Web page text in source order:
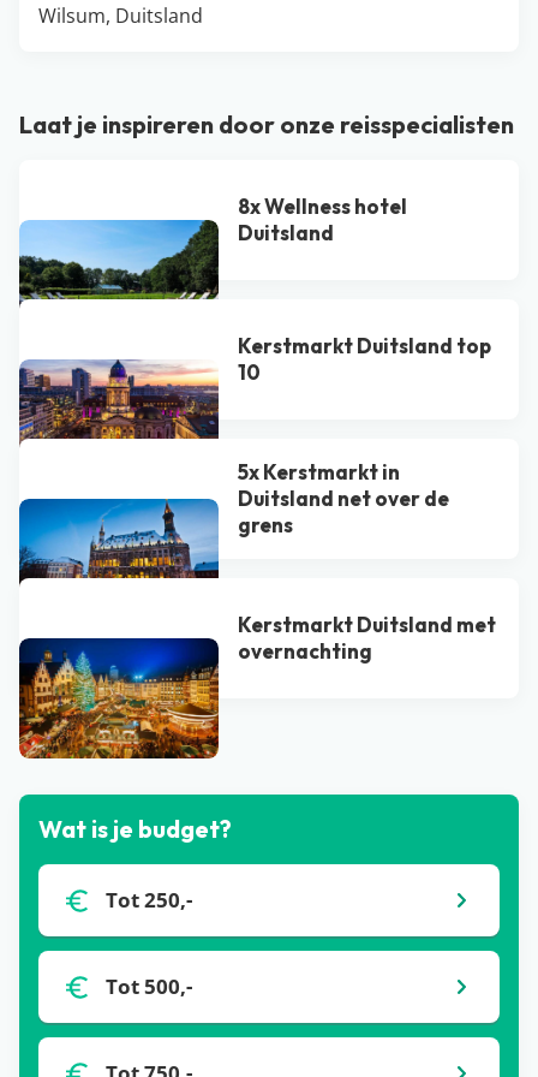
Wilsum, Duitsland
Laat je inspireren door onze reisspecialisten
8x Wellness hotel
Duitsland
Kerstmarkt Duitsland top
10
5x Kerstmarkt in
Duitsland net over de
grens
Kerstmarkt Duitsland met
overnachting
Bekijk alle blogs
Wat is je budget?
Tot 250,-
Tot 500,-